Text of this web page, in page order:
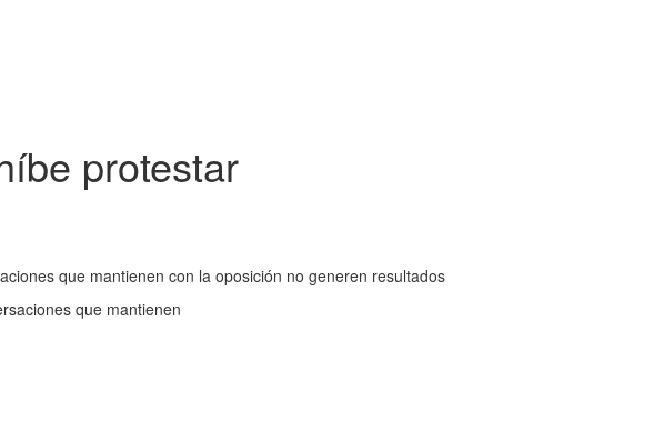
protestar
que mantienen con la oposición no generen resultados
que mantienen